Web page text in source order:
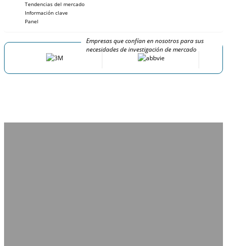
Tendencias del mercado
Información clave
Panel
Empresas que confían en nosotros para sus
necesidades de investigación de mercado